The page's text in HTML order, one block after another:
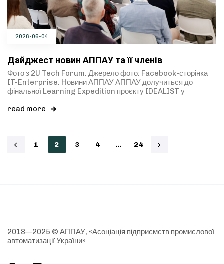
2026-06-04
Дайджест новин АППАУ та її членів
Фото з 2U Tech Forum. Джерело фото: Facebook-сторінка
IT-Enterprise. Новини АППАУ АППАУ долучиться до
фінальної Learning Expedition проєкту IDEALIST у
read more
1 2 3 4 … 24
2018—2025 © АППАУ, «Асоціація підприємств промислової
автоматизації України»